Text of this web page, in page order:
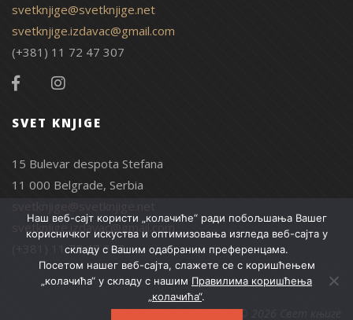
svetknjige@svetknjige.net
svetknjige.izdavac@gmail.com
(+381) 11 72 47 307
SVET KNJIGE
15 Bulevar despota Stefana
11 000 Belgrade, Serbia
svetknjige.izdavac@gmail.com
(+381) 11 72 47 307
© 2026 Свет књиге
Наш веб-сајт користи „колачиће“ ради побољшања Вашег
корисничког искуства и оптимизовања изгледа веб-сајта у
складу с Вашим одабраним преференцама.
Посетом нашег веб-сајта, слажете се с коришћењем
„колачића“ у складу с нашим Правилима коришћења
„колачића“.